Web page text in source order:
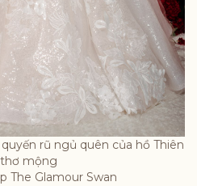
rũ ngủ quên của hồ Thiên
mộng
The Glamour Swan